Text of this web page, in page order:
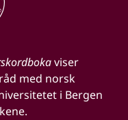
viser
med norsk
i Bergen